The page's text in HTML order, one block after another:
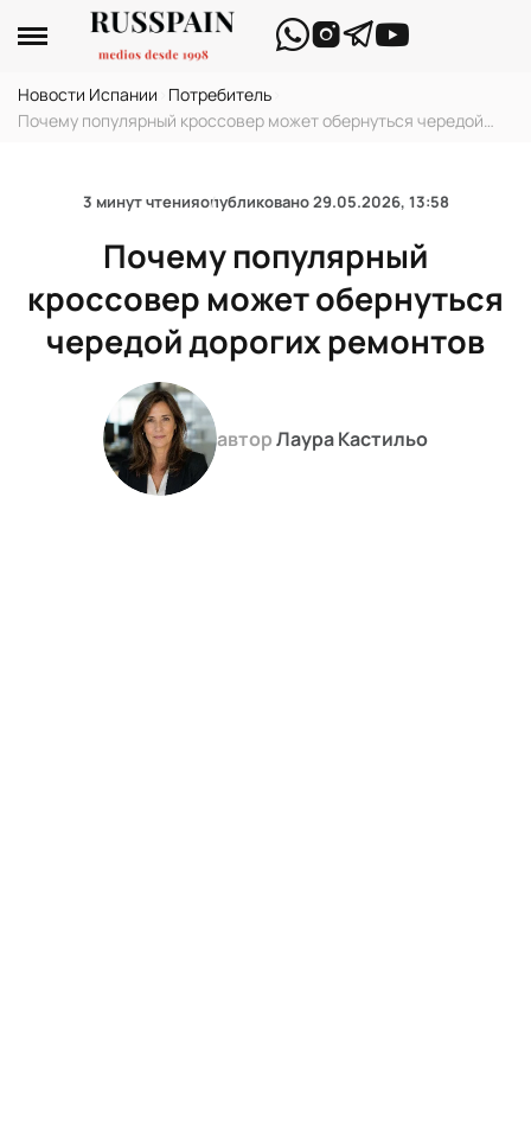
Новости Испании Потребитель
Почему популярный кроссовер может обернуться чередой
3 минут чтенияопубликовано29.05.2026, 13:58
Почему популярный
кроссовер может обернуться
чередой дорогих ремонтов
авторЛаура Кастильо